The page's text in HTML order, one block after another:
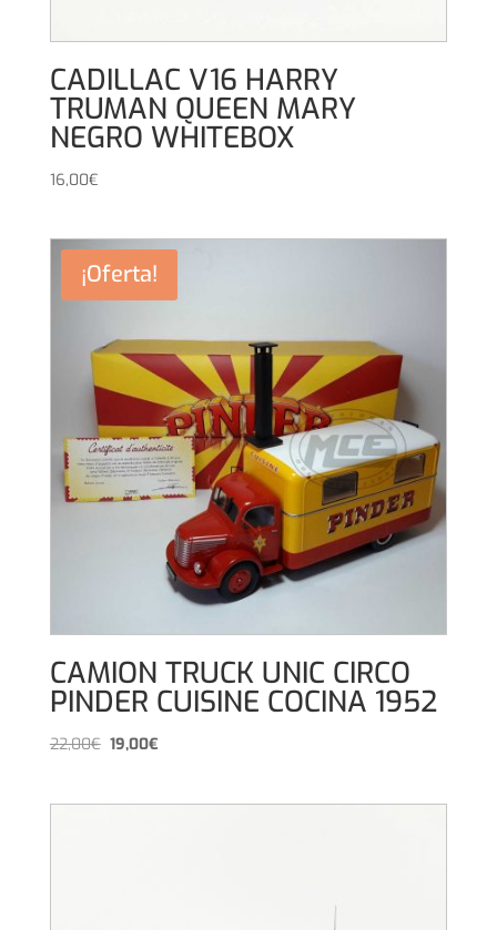
CADILLAC V16 HARRY
TRUMAN QUEEN MARY
NEGRO WHITEBOX
16,00€
¡Oferta!
CAMION TRUCK UNIC CIRCO
PINDER CUISINE COCINA 1952
22,00€El19,00€El